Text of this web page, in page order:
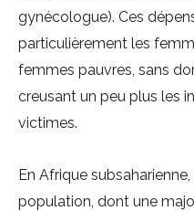
gynécologue). Ces
particulièrement les
femmes pauvres, sans
creusant un peu plus les
victimes.
En Afrique
population, dont une